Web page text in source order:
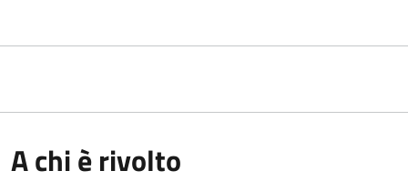
A chi è rivolto